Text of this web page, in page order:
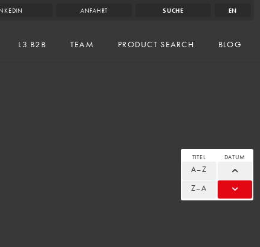
ANFAHRT SUCHE EN
L3 B2B TEAM PRODUCT SEARCH BLOG
TITEL
A–Z
Z–A
DATUM